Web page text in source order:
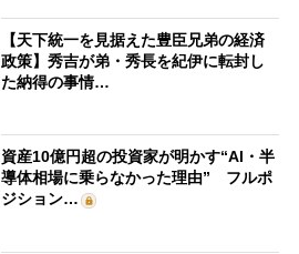
【天下統一を見据えた豊臣兄弟の経済
政策】秀吉が弟・秀長を紀伊に転封し
た納得の事情…
資産10億円超の投資家が明かす“AI・半
導体相場に乗らなかった理由” フルポ
ジション…